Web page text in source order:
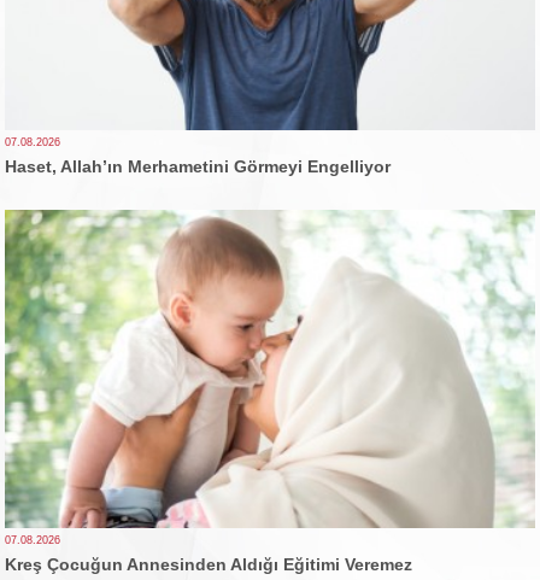
07.08.2026
Haset, Allah’ın Merhametini Görmeyi Engelliyor
07.08.2026
Kreş Çocuğun Annesinden Aldığı Eğitimi Veremez